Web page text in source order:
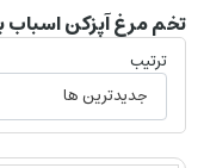
تخم مرغ آپزکن اسباب
ترتیب